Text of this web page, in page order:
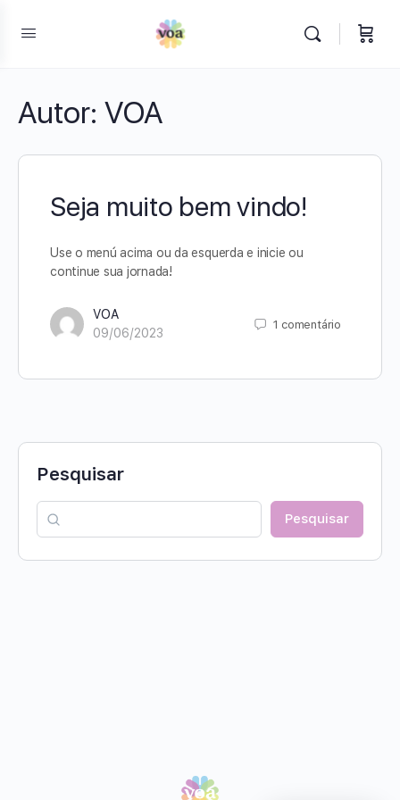
Autor: VOA
Seja muito bem vindo!
Use o menú acima ou da esquerda e inicie ou
continue sua jornada!
VOA
09/06/2023
1 comentário
Pesquisar
Pesquisar